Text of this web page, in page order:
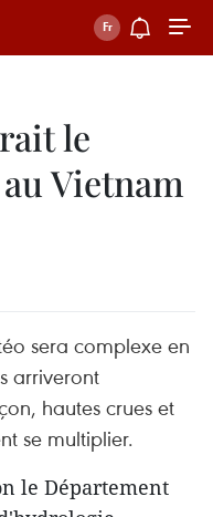
le
Vietnam
sera complexe en
arriveront
hautes crues et
se multiplier.
le Département